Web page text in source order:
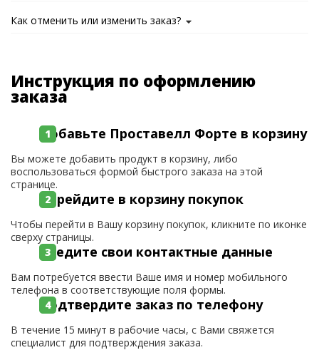
Как отменить или изменить заказ?
Инструкция по оформлению
заказа
Добавьте Проставелл Форте в корзину
Вы можете добавить продукт в корзину, либо
воспользоваться формой быстрого заказа на этой
странице.
Перейдите в корзину покупок
Чтобы перейти в Вашу корзину покупок, кликните по иконке
сверху страницы.
Введите свои контактные данные
Вам потребуется ввести Ваше имя и номер мобильного
телефона в соответствующие поля формы.
Подтвердите заказ по телефону
В течение 15 минут в рабочие часы, с Вами свяжется
специалист для подтверждения заказа.